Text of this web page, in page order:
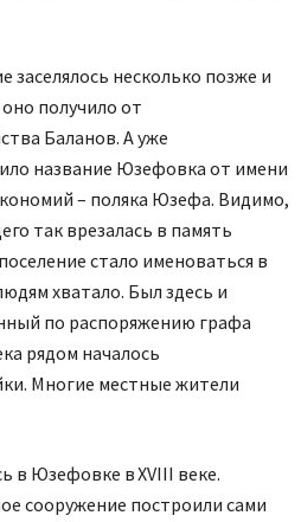
заселялось несколько позже и
получило от
Баланов. А уже
название Юзефовка от имени
– поляка Юзефа. Видимо,
так врезалась в память
стало именоваться в
хватало. Был здесь и
по распоряжению графа
рядом началось
Многие местные жители
в Юзефовке в XVIII веке.
сооружение построили сами